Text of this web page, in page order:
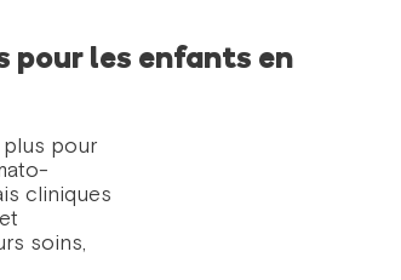
pour les enfants en
pour
cliniques
soins,